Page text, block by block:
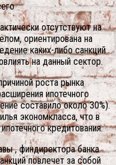
отсутствуют на
ориентирована на
каких-либо санкций
на данный сектор.
роста рынка
ипотечного
составило около 30%).
экономкласса, что в
кредитования.
, финдиректора банка
повлечет за собой